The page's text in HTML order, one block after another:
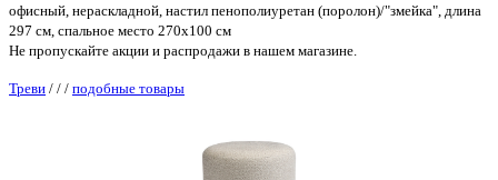
офисный, нераскладной, настил пенополиуретан (поролон)/"змейка", длина
297 см, спальное место 270x100 см
Не пропускайте акции и распродажи в нашем магазине.
Треви / / / подобные товары